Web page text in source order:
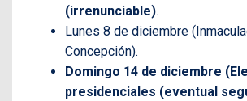
(irrenunciable).
Lunes 8 de diciembre
Concepción).
Domingo 14 de diciembre
presidenciales (eventual